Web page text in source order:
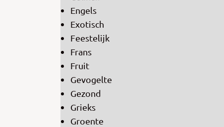
Engels
Exotisch
Feestelijk
Frans
Fruit
Gevogelte
Gezond
Grieks
Groente